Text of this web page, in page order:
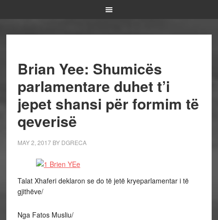
Brian Yee: Shumicës
parlamentare duhet t’i
jepet shansi për formim të
qeverisë
MAY 2, 2017BY DGRECA
Talat Xhaferi deklaron se do të jetë kryeparlamentar i të
gjithëve/
Nga Fatos Musliu/